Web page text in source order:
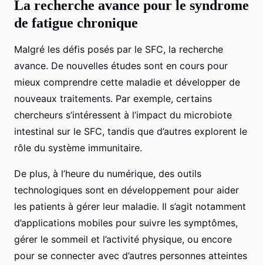
La recherche avance pour le syndrome
de fatigue chronique
Malgré les défis posés par le SFC, la recherche
avance. De nouvelles études sont en cours pour
mieux comprendre cette maladie et développer de
nouveaux traitements. Par exemple, certains
chercheurs s’intéressent à l’impact du microbiote
intestinal sur le SFC, tandis que d’autres explorent le
rôle du système immunitaire.
De plus, à l’heure du numérique, des outils
technologiques sont en développement pour aider
les patients à gérer leur maladie. Il s’agit notamment
d’applications mobiles pour suivre les symptômes,
gérer le sommeil et l’activité physique, ou encore
pour se connecter avec d’autres personnes atteintes